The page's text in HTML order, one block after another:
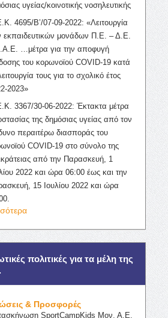
υγείας/κοινοτικής νοσηλευτικής
4695/Β’/07-09-2022: «Λειτουργία
εκπαιδευτικών μονάδων Π.Ε. – Δ.Ε.
…μέτρα για την αποφυγή
του κορωνοϊού COVID-19 κατά
τους για το σχολικό έτος
2023»
3367/30-06-2022: Έκτακτα μέτρα
της δημόσιας υγείας από τον
περαιτέρω διασποράς του
COVID-19 στο σύνολο της
από την Παρασκευή, 1
2022 και ώρα 06:00 έως και την
15 Ιουλίου 2022 και ώρα
πολιτικές για τα μέλη της
& Προσφορές
SportCampKids Μον. Α.Ε.